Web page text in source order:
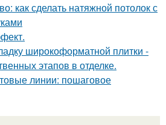
как сделать натяжной потолок с
широкоформатной плитки -
этапов в отделке.
линии: пошаговое